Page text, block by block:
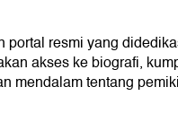
portal resmi yang
akses ke biografi,
mendalam tentang